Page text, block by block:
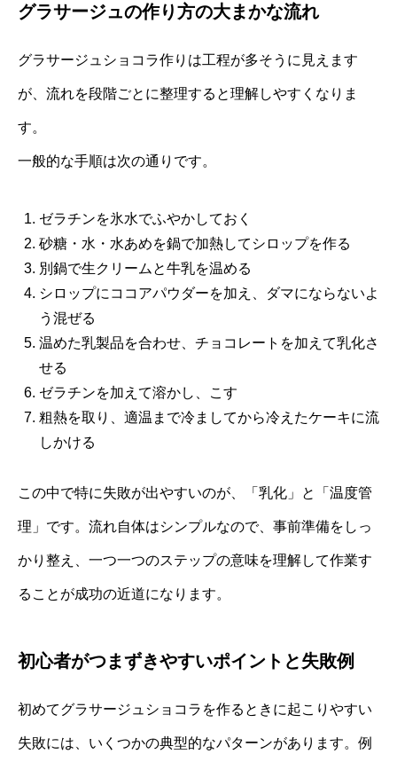
グラサージュの作り方の大まかな流れ
グラサージュショコラ作りは工程が多そうに見えます
が、流れを段階ごとに整理すると理解しやすくなりま
す。
一般的な手順は次の通りです。
ゼラチンを氷水でふやかしておく
砂糖・水・水あめを鍋で加熱してシロップを作る
別鍋で生クリームと牛乳を温める
シロップにココアパウダーを加え、ダマにならないよ
う混ぜる
温めた乳製品を合わせ、チョコレートを加えて乳化さ
せる
ゼラチンを加えて溶かし、こす
粗熱を取り、適温まで冷ましてから冷えたケーキに流
しかける
この中で特に失敗が出やすいのが、「乳化」と「温度管
理」です。流れ自体はシンプルなので、事前準備をしっ
かり整え、一つ一つのステップの意味を理解して作業す
ることが成功の近道になります。
初心者がつまずきやすいポイントと失敗例
初めてグラサージュショコラを作るときに起こりやすい
失敗には、いくつかの典型的なパターンがあります。例